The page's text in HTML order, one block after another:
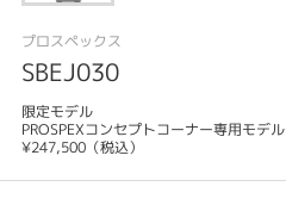
プロスペックス
SBEJ030
限定モデル
PROSPEXコンセプトコーナー専用モデル
¥247,500（税込）